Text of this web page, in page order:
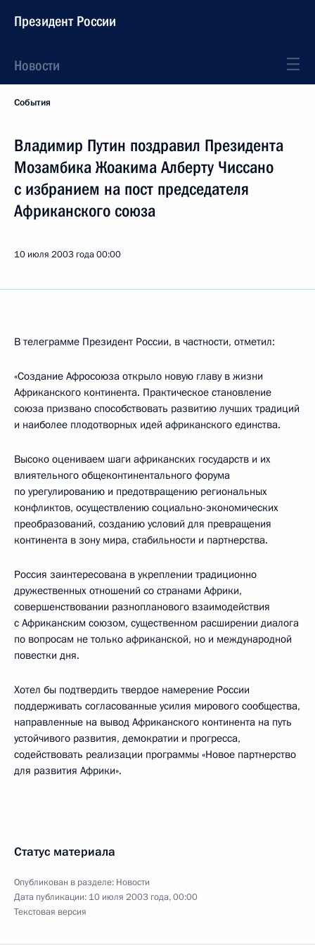
Президент России
Новости
События
Владимир Путин поздравил Президента
Мозамбика Жоакима Алберту Чиссано
с избранием на пост председателя
Африканского союза
10 июля 2003 года00:00
В телеграмме Президент России, в частности, отметил:
«Создание Афросоюза открыло новую главу в жизни
Африканского континента. Практическое становление
союза призвано способствовать развитию лучших традиций
и наиболее плодотворных идей африканского единства.
Высоко оцениваем шаги африканских государств и их
влиятельного общеконтинентального форума
по урегулированию и предотвращению региональных
конфликтов, осуществлению социально-экономических
преобразований, созданию условий для превращения
континента в зону мира, стабильности и партнерства.
Россия заинтересована в укреплении традиционно
дружественных отношений со странами Африки,
совершенствовании разнопланового взаимодействия
с Африканским союзом, существенном расширении диалога
по вопросам не только африканской, но и международной
повестки дня.
Хотел бы подтвердить твердое намерение России
поддерживать согласованные усилия мирового сообщества,
направленные на вывод Африканского континента на путь
устойчивого развития, демократии и прогресса,
содействовать реализации программы «Новое партнерство
для развития Африки».
Статус материала
Опубликован в разделе: Новости
Дата публикации: 10 июля 2003 года, 00:00
Текстовая версия